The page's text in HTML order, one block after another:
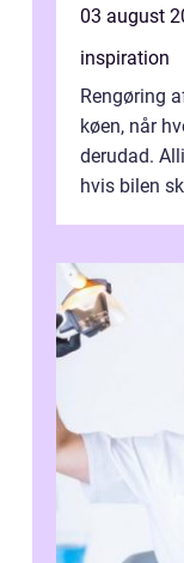
03 august
inspiration
Rengøring
køen, når
derudad.
hvis bilen